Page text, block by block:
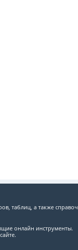
таблиц, а также
онлайн инструменты.